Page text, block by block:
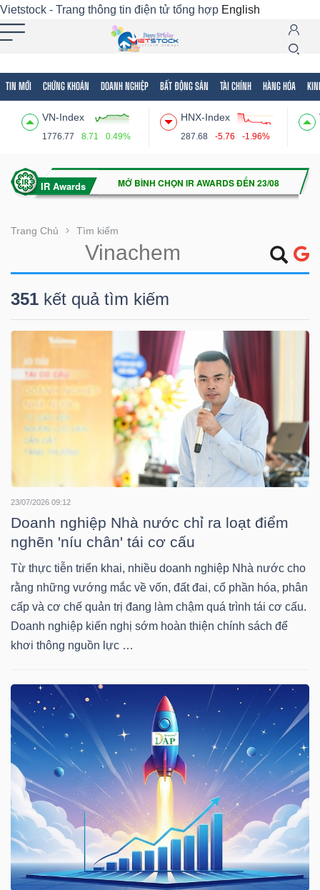
Vietstock - Trang thông tin điện tử tổng hợp English
TIN MỚI CHỨNG KHOÁN DOANH NGHIỆP BẤT ĐỘNG SẢN TÀI CHÍNH HÀNG HÓA
VN-Index
1776.77 8.71 0.49%
HNX-Index
287.68 -5.76 -1.96%
Trang Chủ Tìm kiếm
351 kết quả tìm kiếm
23/07/2026 09:12
Doanh nghiệp Nhà nước chỉ ra loạt điểm
nghẽn 'níu chân' tái cơ cấu
Từ thực tiễn triển khai, nhiều doanh nghiệp Nhà nước cho
rằng những vướng mắc về vốn, đất đai, cổ phần hóa, phân
cấp và cơ chế quản trị đang làm chậm quá trình tái cơ cấu.
Doanh nghiệp kiến nghị sớm hoàn thiện chính sách để
khơi thông nguồn lực …
Tất cả Tính năng Ngành Mã chứng khoán
Tính
(-)
VIETSTOCK
KHOÁN
DOANH
NGHIỆP
BẤT
TÀI
CHÍNH
HÀNG
KINH
THẾ